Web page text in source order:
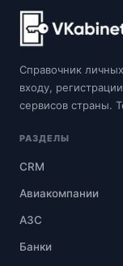
Справочник
входу,
сервисов страны.
РАЗДЕЛЫ
CRM
Авиакомпании
АЗС
Банки